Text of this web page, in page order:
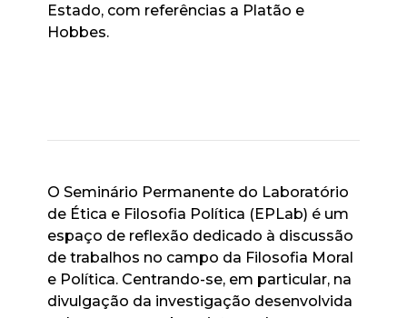
Estado, com referências a Platão e
Hobbes.
O Seminário Permanente do Laboratório
de Ética e Filosofia Política (EPLab) é um
espaço de reflexão dedicado à discussão
de trabalhos no campo da Filosofia Moral
e Política. Centrando-se, em particular, na
divulgação da investigação desenvolvida